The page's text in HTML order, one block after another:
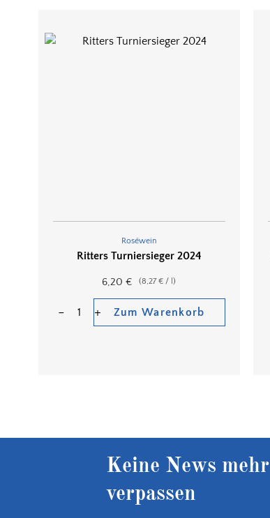
Roséwein
Ritters Turniersieger 2024
6,20€ (8,27€ / )
Zum Warenkorb
Keine News mehr
verpassen